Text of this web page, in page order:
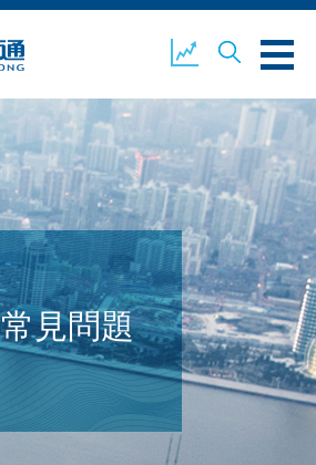
業務概覽 公司新聞
國泰海通證券 聯絡我們
常見問題